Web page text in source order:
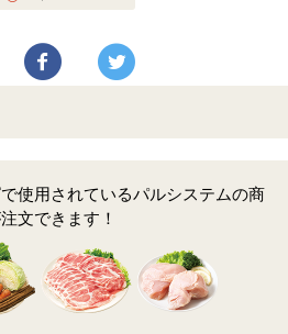
で送る Facebookでシェアする
使用されているパルシステムの商
文できます！